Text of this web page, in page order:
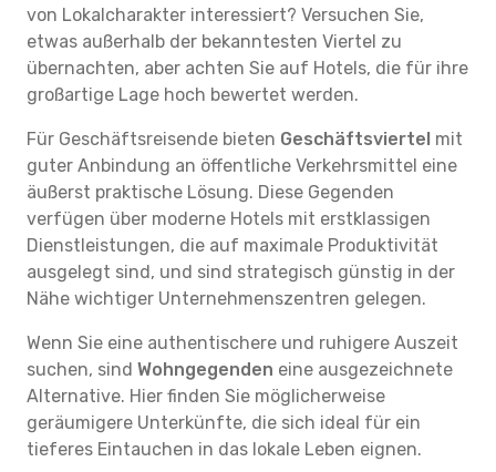
von Lokalcharakter interessiert? Versuchen Sie,
etwas außerhalb der bekanntesten Viertel zu
übernachten, aber achten Sie auf Hotels, die für ihre
großartige Lage hoch bewertet werden.
Für Geschäftsreisende bieten Geschäftsviertel mit
guter Anbindung an öffentliche Verkehrsmittel eine
äußerst praktische Lösung. Diese Gegenden
verfügen über moderne Hotels mit erstklassigen
Dienstleistungen, die auf maximale Produktivität
ausgelegt sind, und sind strategisch günstig in der
Nähe wichtiger Unternehmenszentren gelegen.
Wenn Sie eine authentischere und ruhigere Auszeit
suchen, sind Wohngegenden eine ausgezeichnete
Alternative. Hier finden Sie möglicherweise
geräumigere Unterkünfte, die sich ideal für ein
tieferes Eintauchen in das lokale Leben eignen.